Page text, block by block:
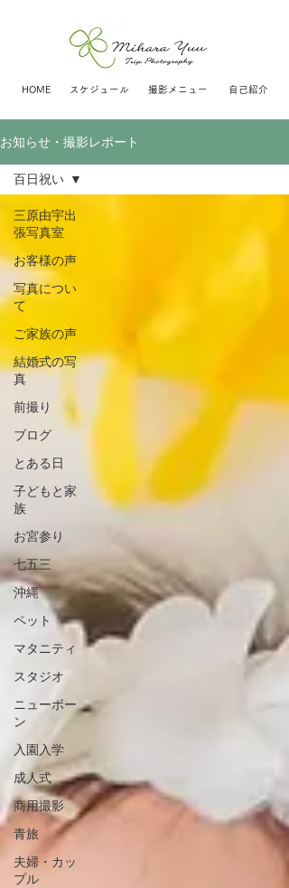
HOME スケジュール 撮影メニュー 自己紹介
お知らせ・撮影レポート
三原由宇出
張写真室
お客様の声
写真につい
て
ご家族の声
結婚式の写
真
前撮り
ブログ
とある日
子どもと家
族
お宮参り
七五三
沖縄
ペット
マタニティ
スタジオ
ニューボー
ン
入園入学
成人式
商用撮影
青旅
夫婦・カッ
プル
百日祝い